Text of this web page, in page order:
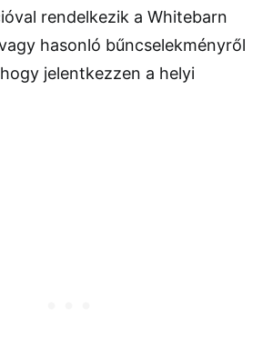
rendelkezik a Whitebarn
hasonló bűncselekményről
jelentkezzen a helyi